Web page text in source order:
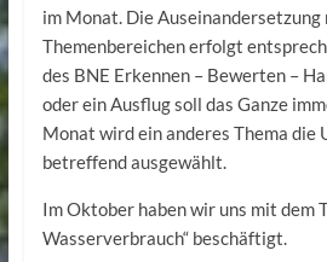
im Monat. Die Auseinandersetzung
Themenbereichen erfolgt
des BNE Erkennen – Bewerten –
oder ein Ausflug soll das Ganze
Monat wird ein anderes Thema die
betreffend ausgewählt.
Im Oktober haben wir uns mit dem
Wasserverbrauch“ beschäftigt.